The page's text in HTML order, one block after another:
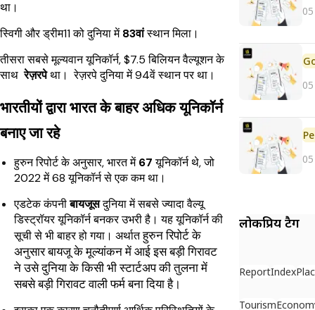
था।
स्विगी और ड्रीम11 को दुनिया में83वांस्थान मिला।
तीसरा सबसे मूल्यवान यूनिकॉर्न, $7.5 बिलियन वैल्यूशन के
साथरेज़रपेथा। रेज़रपे दुनिया में 94वें स्थान पर था।
भारतीयों द्वारा भारत के बाहर अधिक यूनिकॉर्न
बनाए जा रहे
हुरुन रिपोर्ट के अनुसार, भारत में67यूनिकॉर्न थे, जो
2022 में 68 यूनिकॉर्न से एक कम था।
एडटेक कंपनीबायजूसदुनिया में सबसे ज्यादा वैल्यू
डिस्ट्रॉयर यूनिकॉर्न बनकर उभरी है। यह यूनिकॉर्न की
सूची से भी बाहर हो गया। अर्थातहुरुन रिपोर्ट के
अनुसार बायजू के मूल्यांकन में आई इस बड़ी गिरावट
ने उसे दुनिया के किसी भी स्टार्टअप की तुलना में
सबसे बड़ी गिरावट वाली फर्म बना दिया है।
लोकप्रिय टैग
ReportIndex
Tourism